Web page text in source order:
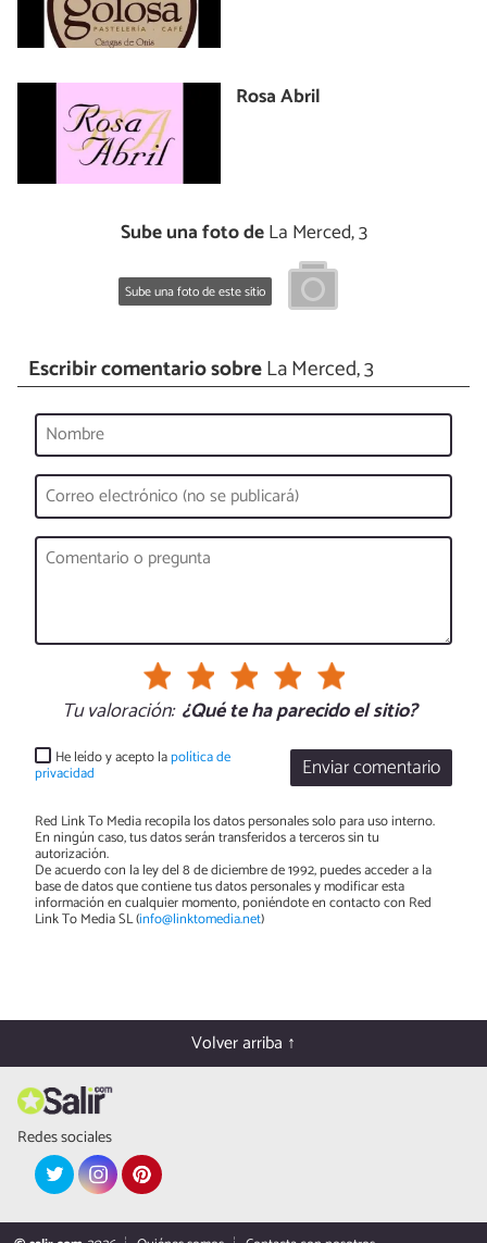
Rosa Abril
Sube una foto deLa Merced, 3
Sube una foto de este sitio
Escribir comentario sobreLa Merced, 3
Tu valoración: ¿Qué te ha parecido el sitio?
Enviar comentario
He leído y acepto lapolítica de
privacidad
Red Link To Media recopila los datos personales solo para uso interno.
En ningún caso, tus datos serán transferidos a terceros sin tu
autorización.
De acuerdo con la ley del 8 de diciembre de 1992, puedes acceder a la
base de datos que contiene tus datos personales y modificar esta
información en cualquier momento, poniéndote en contacto con Red
Link To Media SL (info@linktomedia.net)
Volver arriba ↑
Redes sociales